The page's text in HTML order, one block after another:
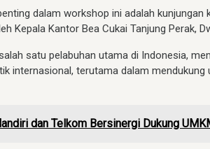
dalam workshop ini adalah kunjungan
Kepala Kantor Bea Cukai Tanjung Perak,
satu pelabuhan utama di Indonesia,
internasional, terutama dalam mendukung
dan Telkom Bersinergi Dukung